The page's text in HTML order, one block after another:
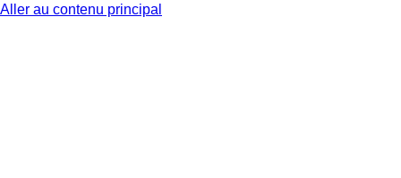
Aller au contenu principal